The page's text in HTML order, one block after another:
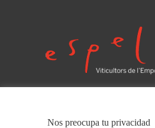
Nos preocupa tu privacidad